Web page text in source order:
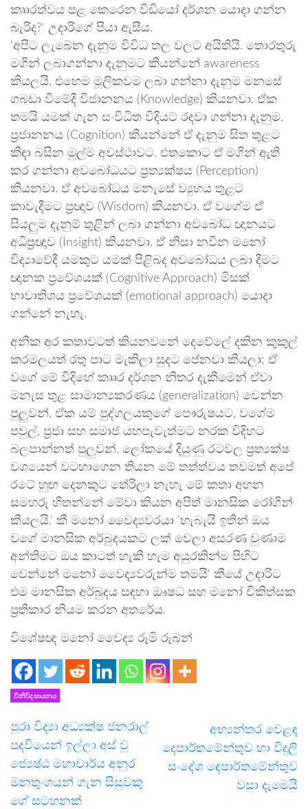
කෲරත්වය පළ කෙරෙන වීඩියෝ දර්ශන යොදා ගන්න
බැරිද?‘ උදාරිගේ පියා ඇසීය.
‘අපිට ලැබෙන දැනුම විවිධ තල වලට අයිතියි. තොරතුරු
මගින් ලබාගන්නා දැනුමට කියන්නේ awareness
කියලයි. එහෙම මූලිකවම ලබා ගන්නා දැනුම මනසේ
ගබඩා වීමේදී විජානනය (Knowledge) කියනවා. ඒක
තමයි යමක් ගැන සංවිධිත විදියට රදවා ගන්නා දැනුම.
ප්‍රජානනය (Cognition) කියන්නේ ඒ දැනුම සිත තුළට
කිඳා බසින මුල්ම අවස්ථාවට. එතකොට ඒ මගින් ඇති
කර ගන්නා අවබෝධයට ප්‍රත්‍යක්ෂය (Perception)
කියනවා. ඒ අවබෝධය මනැසේ ව්‍යුහය තුළට
කාවැදීමට ප්‍රඥාව (Wisdom) කියනවා. ඒ වගේම ඒ
සියලුම දැනුම් තුළින් ලබා ගන්නා අවබෝධ ඥානයට
අධිප්‍රඥාව (Insight) කියනවා. ඒ නිසා නවීන මනෝ
විද්‍යාවේදී යමකුට යමක් පිළිබද අවබෝධය ලබා දීමට
ඥානක ප්‍රවේශයක් (Cognitive Approach) මිසක්
භාවාතිශය ප්‍රවේශයක් (emotional approach) යොදා
ගන්නේ නැහැ.
අනික අර කතාවටත් කියනවනේ දෙවේ‍ලේ දකින කුකුල්
කරමලයත් රතු පාට මැකිලා සුදට පේනවා කියලා; ඒ
වගේ මේ විදිහේ කෲර දර්ශන නිතර දැකීමෙන් ඒවා
මනැස තුළ සාමාන්‍යකරණය (generalization) වෙන්න
පුලුවන්. ඒක යම් පුද්ගලයකුගේ පෞරුෂයට, වගේම
පවුල්, ප්‍රජා සහ සමාජ යහපැවැත්මට නරක විදිහට
බලපාන්නත් පුලුවන්. ලෝකයේ දියුණු රටවල ප්‍රත්‍යක්ෂ
වශයෙන් වටහාගෙන තියන මේ තත්ත්වය තවමත් අපේ
රටේ හුඟ දෙනකුට තේරිලා නැහැ මේ කතා අහන
සමහරු හිතන්නේ මේවා කියන අපිත් මානසික රෝගීන්
කියලයි.‘ කී මනෝ වෛද්‍යවරයා ‘හැබැයි ඉතින් ඔය
වගේ මානසික අර්බුදයකට ලක් වෙලා අසරණ වුණාම
අන්තිමට ඔය කාටත් හැකි හැම අයුරකින්ම පිහිට
වෙන්නේ මනෝ වෛද්‍යවරුන්ම තමයි‘ කීයේ උදාරිට
එම මානසික අර්බුදය සඳහා ඖෂධ සහ මනෝ චිකිත්සක
ප්‍රතිකාර නියම කරන අතරේය.
විශේෂඥ මනෝ වෛද්‍ය රූමි රූබන්
විනිවිද සායනය
පුරා විද්‍යා අධ්‍යක්ෂ ජනරාල්
පදවියෙන් ඉල්ලා අස් වූ
ජ්‍යෙෂ්ඨ මහාචාර්ය අනුර
මනතුංගයන් ගැන සිසුවකු
ගේ සටහනක්
අභ්‍යන්තර වෙළඳ
දෙපාර්තමේන්තුව හා විදුලි
සංදේශ දෙපාර්තමේන්තුව
වසා දැමෙයි